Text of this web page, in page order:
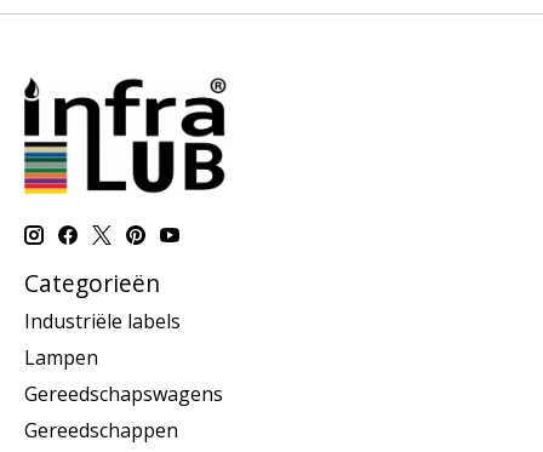
Categorieën
Industriële labels
Lampen
Gereedschapswagens
Gereedschappen